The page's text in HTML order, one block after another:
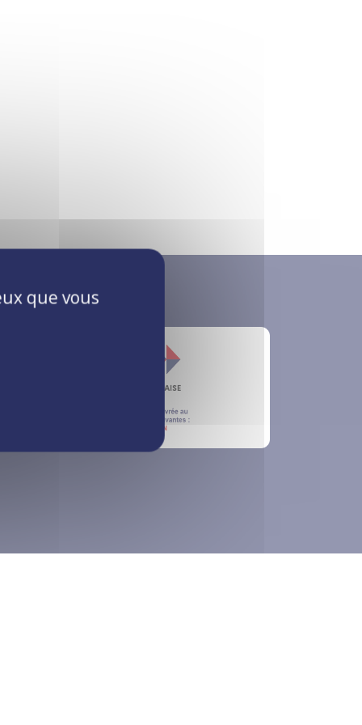
Qualifications
que vous